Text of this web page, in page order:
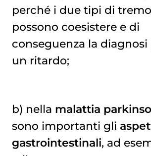
perché i due tipi di
possono coesistere e di
conseguenza la
un ritardo;
b) nella malattia
sono importanti gli
gastrointestinali, ad